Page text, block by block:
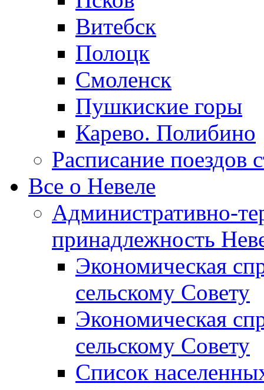
Витебск
Полоцк
Смоленск
Пушкиские горы
Карево. Полибино
Расписание поездов
Все о Невеле
Административно-
принадлежность
Экономическая
сельскому Совету
Экономическая
сельскому Совету
Список